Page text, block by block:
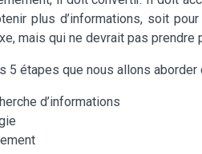
plus d’informations, soit
mais qui ne devrait pas
5 étapes que nous allons
d’informations